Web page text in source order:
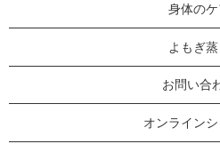
身体のケ
よもぎ蒸
お問い合
オンライン